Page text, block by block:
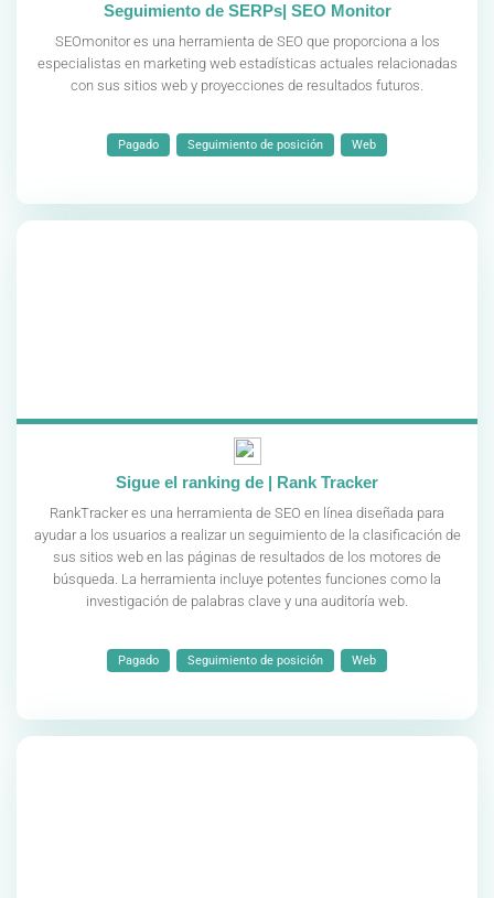
Seguimiento de SERPs| SEO Monitor
SEOmonitor es una herramienta de SEO que proporciona a los
especialistas en marketing web estadísticas actuales relacionadas
con sus sitios web y proyecciones de resultados futuros.
Pagado Seguimiento de posición Web
Sigue el ranking de | Rank Tracker
RankTracker es una herramienta de SEO en línea diseñada para
ayudar a los usuarios a realizar un seguimiento de la clasificación de
sus sitios web en las páginas de resultados de los motores de
búsqueda. La herramienta incluye potentes funciones como la
investigación de palabras clave y una auditoría web.
Pagado Seguimiento de posición Web